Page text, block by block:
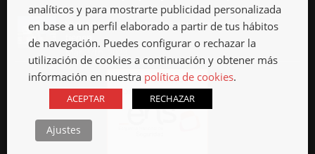
Viviendas industrializadas, qué son y qué ventajas
tienen
Mar 27th, 2023
analíticos y para mostrarte publicidad personalizada
en base a un perfil elaborado a partir de tus hábitos
de navegación. Puedes configurar o rechazar la
utilización de cookies a continuación y obtener más
información en nuestra política de cookies.
ACEPTAR RECHAZAR
Ajustes